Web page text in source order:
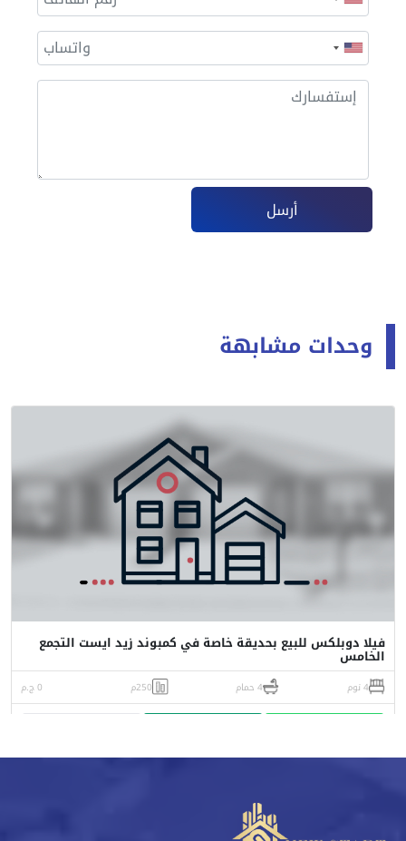
أرسل
وحدات مشابهة
فيلا دوبلكس للبيع بحديقة خاصة في كمبوند زيد ايست التجمع
الخامس
4 نوم 4 حمام 250م 0 ج.م